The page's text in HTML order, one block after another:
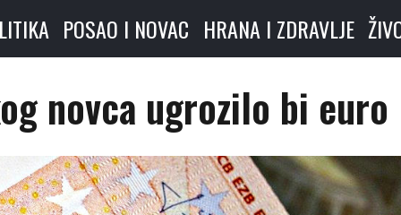
POSAO I NOVAC HRANA I ZDRAVLJE
novca ugrozilo bi euro